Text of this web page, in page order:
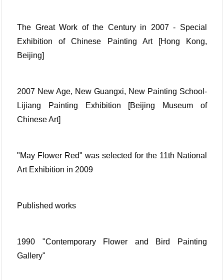
The Great Work of the Century in 2007 - Special
Exhibition of Chinese Painting Art [Hong Kong,
Beijing]
2007 New Age, New Guangxi, New Painting School-
Lijiang Painting Exhibition [Beijing Museum of
Chinese Art]
"May Flower Red" was selected for the 11th National
Art Exhibition in 2009
Published works
1990 "Contemporary Flower and Bird Painting
Gallery"